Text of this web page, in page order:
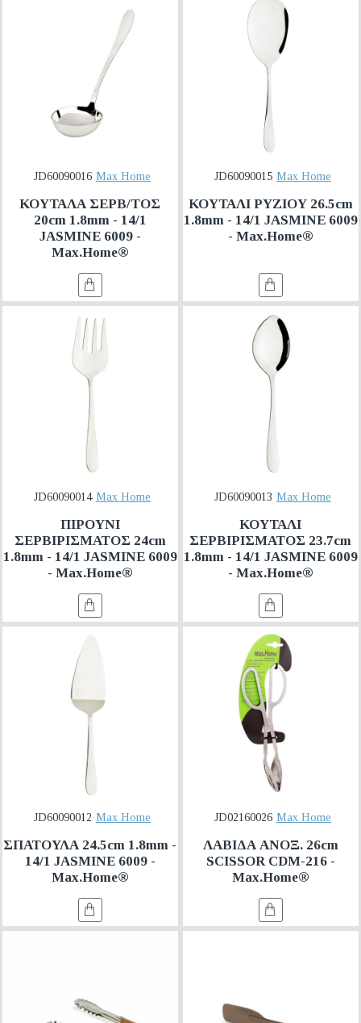
JD60090016 Max Home
ΚΟΥΤΑΛΑ ΣΕΡΒ/ΤΟΣ
20cm 1.8mm - 14/1
JASMINE 6009 -
Max.Home®
JD60090015 Max Home
ΚΟΥΤΑΛΙ ΡΥΖΙΟΥ 26.5cm
1.8mm - 14/1 JASMINE 6009
- Max.Home®
JD60090014 Max Home
ΠΙΡΟΥΝΙ
ΣΕΡΒΙΡΙΣΜΑΤΟΣ 24cm
1.8mm - 14/1 JASMINE 6009
- Max.Home®
JD60090013 Max Home
ΚΟΥΤΑΛΙ
ΣΕΡΒΙΡΙΣΜΑΤΟΣ 23.7cm
1.8mm - 14/1 JASMINE 6009
- Max.Home®
JD60090012 Max Home
ΣΠΑΤΟΥΛΑ 24.5cm 1.8mm -
14/1 JASMINE 6009 -
Max.Home®
JD02160026 Max Home
ΛΑΒΙΔΑ ΑΝΟΞ. 26cm
SCISSOR CDM-216 -
Max.Home®